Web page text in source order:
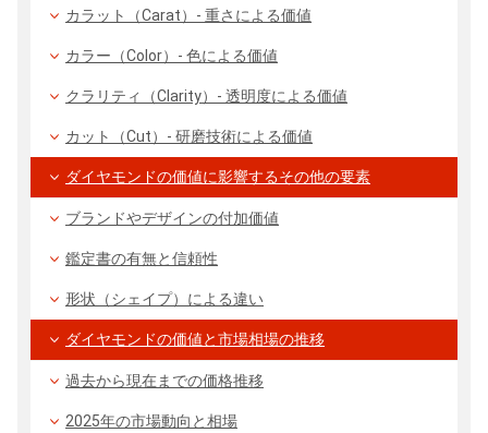
カラット（Carat）- 重さによる価値
カラー（Color）- 色による価値
クラリティ（Clarity）- 透明度による価値
カット（Cut）- 研磨技術による価値
ダイヤモンドの価値に影響するその他の要素
ブランドやデザインの付加価値
鑑定書の有無と信頼性
形状（シェイプ）による違い
ダイヤモンドの価値と市場相場の推移
過去から現在までの価格推移
2025年の市場動向と相場